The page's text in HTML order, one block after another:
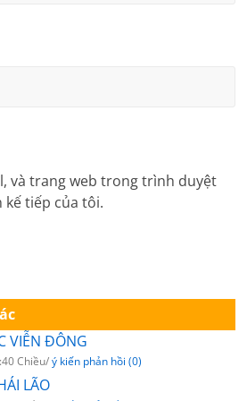
và trang web trong trình duyệt
kế tiếp của tôi.
VIỄN ĐÔNG
Chiều/ý kiến phản hồi (0)
LÃO